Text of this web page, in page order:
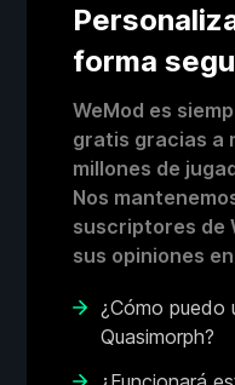
forma
WeMod es
gratis gracias a
millones de
Nos
suscriptores de
sus opiniones en
¿Cómo puedo
Quasimorph?